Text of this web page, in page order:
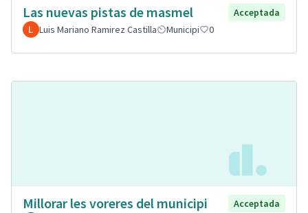
Las nuevas pistas de masmel
Acceptada
Luis Mariano Ramirez Castilla
Municipi 0
Millorar les voreres del municipi
Acceptada